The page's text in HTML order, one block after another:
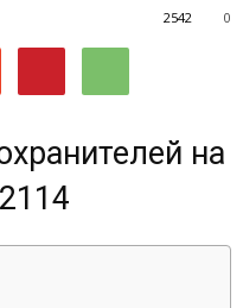
0
2542
на